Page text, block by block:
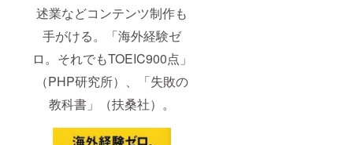
述業などコンテンツ制作も
手がける。「海外経験ゼ
ロ。それでもTOEIC900点」
（PHP研究所）、「失敗の
教科書」（扶桑社）。